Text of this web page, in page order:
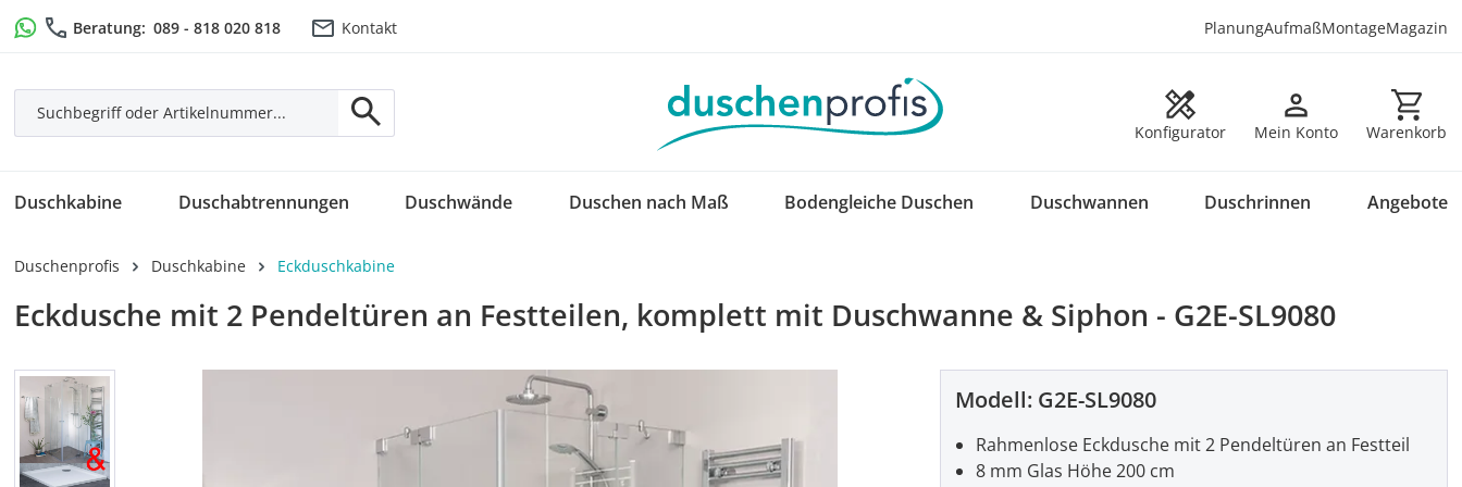
Hauptinhalt springen
Zur Suche springen
Zur Hauptnavigation springen
Beratung: 089 - 818 020 818 Kontakt PlanungAufmaßMontageMagazin
Konfigurator Mein Konto Warenkorb
Warenkorb
Duschkabine Duschabtrennungen Duschwände Duschen nach Maß Bodengleiche Duschen Duschwannen Duschrinnen Angebote
Duschenprofis Duschkabine Eckduschkabine
Eckdusche mit 2 Pendeltüren an Festteilen, komplett mit Duschwanne & Siphon - G2E-SL9080
Bildergalerie überspringen
Modell: G2E-SL9080
Rahmenlose Eckdusche mit 2 Pendeltüren an Festteil
8 mm Glas Höhe 200 cm